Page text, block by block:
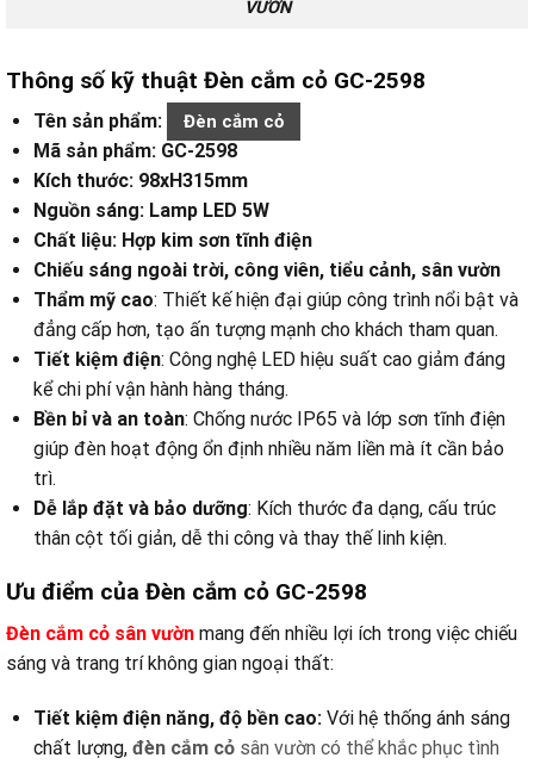
VƯỜN
Thông số kỹ thuật Đèn cắm cỏ GC-2598
Tên sản phẩm: Đèn cắm cỏ
Mã sản phẩm: GC-2598
Kích thước: 98xH315mm
Nguồn sáng: Lamp LED 5W
Chất liệu: Hợp kim sơn tĩnh điện
Chiếu sáng ngoài trời, công viên, tiểu cảnh, sân vườn
Thẩm mỹ cao: Thiết kế hiện đại giúp công trình nổi bật và
đẳng cấp hơn, tạo ấn tượng mạnh cho khách tham quan.
Tiết kiệm điện: Công nghệ LED hiệu suất cao giảm đáng
kể chi phí vận hành hàng tháng.
Bền bỉ và an toàn: Chống nước IP65 và lớp sơn tĩnh điện
giúp đèn hoạt động ổn định nhiều năm liền mà ít cần bảo
trì.
Dễ lắp đặt và bảo dưỡng: Kích thước đa dạng, cấu trúc
thân cột tối giản, dễ thi công và thay thế linh kiện.
Ưu điểm của Đèn cắm cỏ GC-2598
Đèn cắm cỏ sân vườn mang đến nhiều lợi ích trong việc chiếu
sáng và trang trí không gian ngoại thất:
Tiết kiệm điện năng, độ bền cao: Với hệ thống ánh sáng
chất lượng, đèn cắm cỏ sân vườn có thể khắc phục tình